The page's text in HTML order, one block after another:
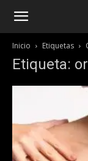
Inicio Etiquetas
Etiqueta: